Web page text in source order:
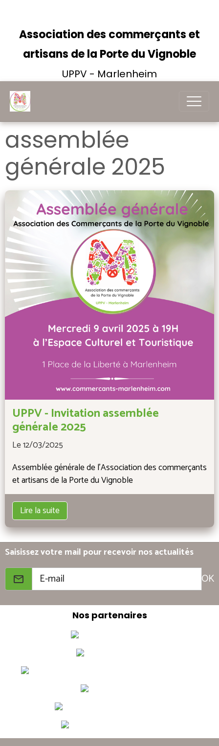
Association des commerçants et
artisans de la Porte du Vignoble
UPPV - Marlenheim
assemblée
générale 2025
UPPV - Invitation assemblée
générale 2025
Le 12/03/2025
Assemblée générale de l'Association des commerçants
et artisans de la Porte du Vignoble
Lire la suite
Saisissez votre mail pour recevoir nos actualités
OK
Nos partenaires